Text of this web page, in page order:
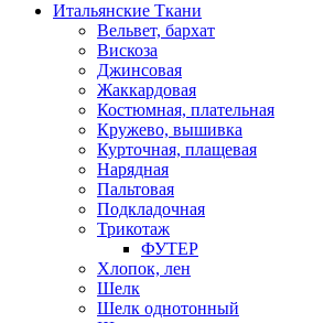
Итальянские Ткани
Вельвет, бархат
Вискоза
Джинсовая
Жаккардовая
Костюмная, плательная
Кружево, вышивка
Курточная, плащевая
Нарядная
Пальтовая
Подкладочная
Трикотаж
ФУТЕР
Хлопок, лен
Шелк
Шелк однотонный